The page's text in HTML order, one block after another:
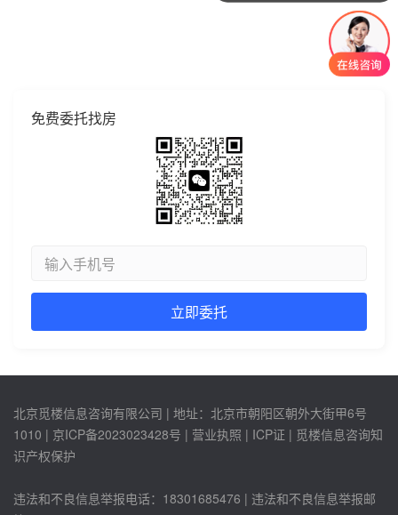
免费委托找房
北京觅楼信息咨询有限公司 | 地址：北京市朝阳区朝外大街甲6号
1010 | 京ICP备2023023428号 | 营业执照 | ICP证 | 觅楼信息咨询知
识产权保护
违法和不良信息举报电话：18301685476 | 违法和不良信息举报邮